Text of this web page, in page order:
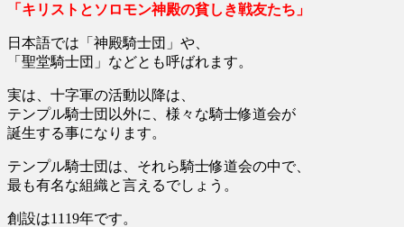
「キリストとソロモン神殿の貧しき戦友たち」
日本語では「神殿騎士団」や、
「聖堂騎士団」などとも呼ばれます。
実は、十字軍の活動以降は、
テンプル騎士団以外に、様々な騎士修道会が
誕生する事になります。
テンプル騎士団は、それら騎士修道会の中で、
最も有名な組織と言えるでしょう。
創設は1119年です。